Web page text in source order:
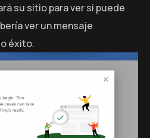
su sitio para ver si puede
ver un mensaje
éxito.